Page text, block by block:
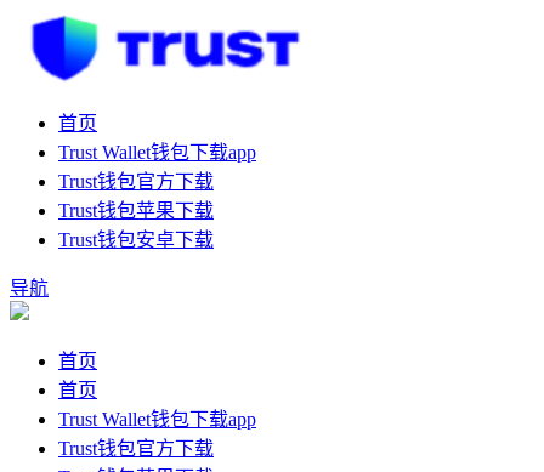
首页
Trust Wallet钱包下载app
Trust钱包官方下载
Trust钱包苹果下载
Trust钱包安卓下载
导航
首页
首页
Trust Wallet钱包下载app
Trust钱包官方下载